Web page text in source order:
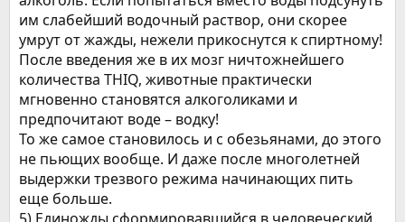
им слабейший водочный раствор, они скорее
умрут от жажды, нежели прикоснутся к спиртному!
После введения же в их мозг ничтожнейшего
количества THIQ, животные практически
мгновенно становятся алкоголиками и
предпочитают воде – водку!
То же самое становилось и с обезьянами, до этого
не пьющих вообще. И даже после многолетней
выдержки трезвого режима начинающих пить
еще больше.